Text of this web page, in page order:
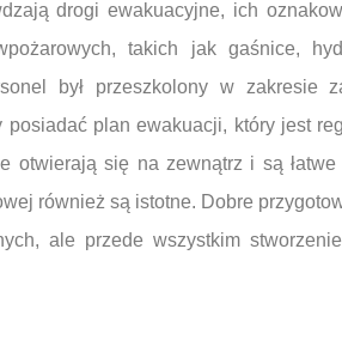
drogi ewakuacyjne, ich
takich jak gaśnice,
był przeszkolony w zakresie
posiadać plan ewakuacji, który jest
otwierają się na zewnątrz i są
również są istotne. Dobre
ale przede wszystkim